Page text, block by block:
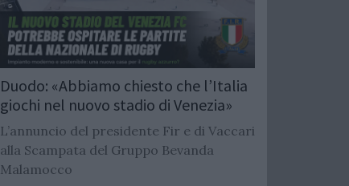
Duodo: «Abbiamo chiesto che l’Italia
giochi nel nuovo stadio di Venezia»
L’annuncio del presidente Fir e di Vaccari
alla Scampata del Gruppo Bevanda
Malamocco